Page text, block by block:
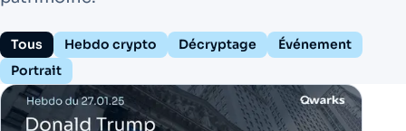
Tous Hebdo crypto Décryptage
Événement
Portrait
Liste des articles